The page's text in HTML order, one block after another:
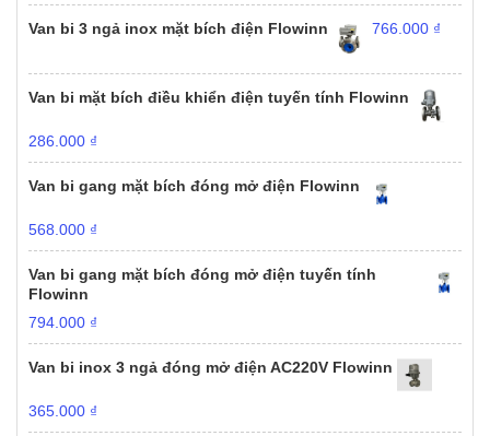
Van bi 3 ngả inox mặt bích điện Flowinn 766.000 ₫
Van bi mặt bích điều khiển điện tuyến tính Flowinn
286.000 ₫
Van bi gang mặt bích đóng mở điện Flowinn
568.000 ₫
Van bi gang mặt bích đóng mở điện tuyến tính
Flowinn
794.000 ₫
Van bi inox 3 ngả đóng mở điện AC220V Flowinn
365.000 ₫